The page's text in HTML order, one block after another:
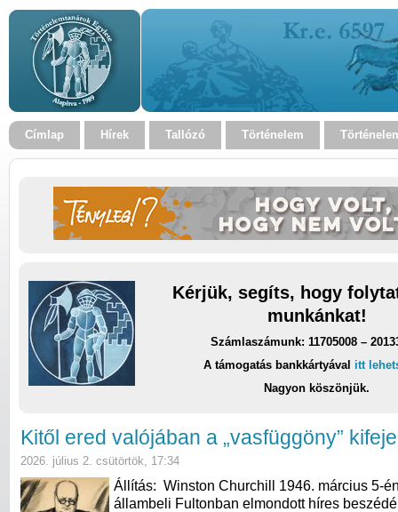
Címlap Hírek Tallózó Történelem
Kérjük, segíts, hogy
munkánkat!
Számlaszámunk: 11705008 –
A támogatás bankkártyával itt
Nagyon köszönjük.
Kitől ered valójában a „vasfüggöny”
2026. július 2. csütörtök, 17:34
Állítás: Winston Churchill 1946. március 5-
állambeli Fultonban elmondott híres